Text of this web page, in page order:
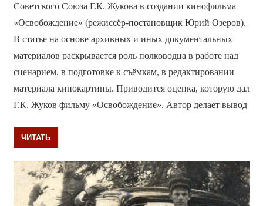
Советского Союза Г.К. Жукова в создании кинофильма
«Освобождение» (режиссёр-постановщик Юрий Озеров).
В статье на основе архивных и иных документальных
материалов раскрывается роль полководца в работе над
сценарием, в подготовке к съёмкам, в редактировании
материала кинокартины. Приводится оценка, которую дал
Г.К. Жуков фильму «Освобождение». Автор делает вывод
ЧИТАТЬ